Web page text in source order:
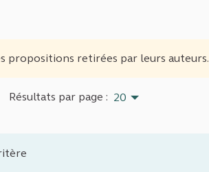
propositions retirées par leurs auteurs.
Résultats par page : 20